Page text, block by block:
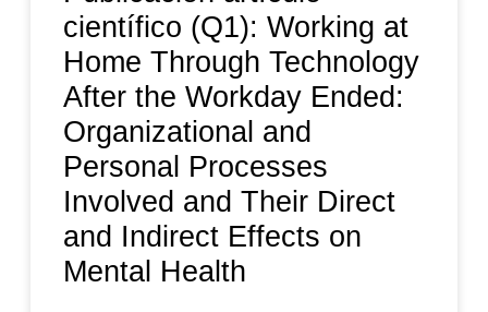
científico (Q1): Working at
Home Through Technology
After the Workday Ended:
Organizational and
Personal Processes
Involved and Their Direct
and Indirect Effects on
Mental Health